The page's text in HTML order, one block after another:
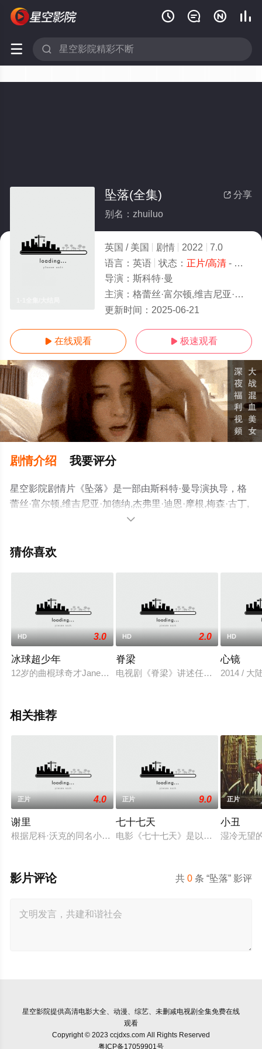
   
 
 分享
坠落(全集)
别名：zhuiluo
英国 / 美国 剧情 2022
7.0
语言： 英语 状态： 正片/高清- 免费在线观看
导演： 斯科特·曼
主演： 格蕾丝·富尔顿,维吉尼亚·加德纳,杰弗里·迪恩·摩根,梅森·古丁,贾斯珀·科尔,达雷尔·丹尼斯,朱莉娅·佩斯·米契尔
更新时间： 2025-06-21
 在线观看  极速观看
剧情介绍 我要评分
星空影院剧情片《坠落》是一部由斯科特·曼导演执导，格
蕾丝·富尔顿,维吉尼亚·加德纳,杰弗里·迪恩·摩根,梅森·古丁,
贾斯珀·科尔,达雷尔·丹尼斯,朱莉娅·佩斯·米契尔等演员精彩
手机免费观看高清无删减完整版电影大全来上星空影视就

猜你喜欢
HD 3.0
冰球超少年
12岁的曲棍球奇才Janeau Trudel，在他妈妈惨死之后搬到了新
HD 2.0
脊梁
电视剧《脊梁》讲述任程伟饰演的市
HD
心镜
2014 / 大
相关推荐
正片 4.0
谢里
根据尼科·沃克的同名小说改编，故事涉及创伤后应激障碍，故
正片 9.0
七十七天
电影《七十七天》是以探险作家杨柳
正片
小丑
湿冷无望
共0 条 “坠落” 影评
影片评论
星空影院提供高清电影大全、动漫、综艺、未删减电视剧全集免费在线
观看
Copyright © 2023 ccjdxs.com All Rights Reserved
粤ICP备17059901号